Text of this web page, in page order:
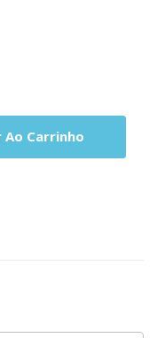
Ao Carrinho